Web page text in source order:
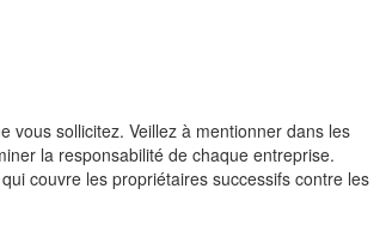
vous sollicitez. Veillez à mentionner dans les
la responsabilité de chaque entreprise.
couvre les propriétaires successifs contre les